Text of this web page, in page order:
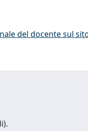
del docente sul